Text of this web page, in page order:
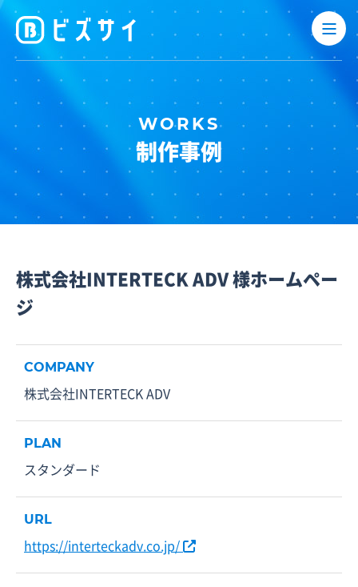
制作事例
株式会社INTERTECK ADV 様ホームペー
ジ
COMPANY
株式会社INTERTECK ADV
PLAN
スタンダード
URL
https://interteckadv.co.jp/